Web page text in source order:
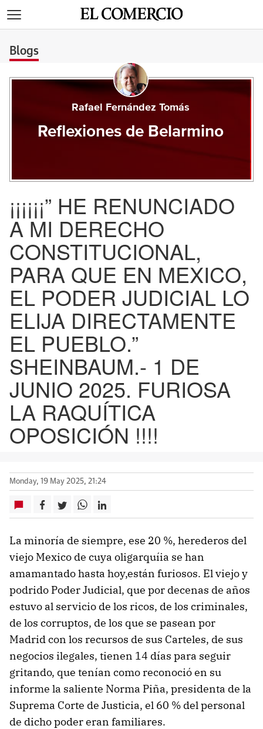
Blogs
Rafael Fernández Tomás
Reflexiones de Belarmino
¡¡¡¡¡¡” HE RENUNCIADO
A MI DERECHO
CONSTITUCIONAL,
PARA QUE EN MEXICO,
EL PODER JUDICIAL LO
ELIJA DIRECTAMENTE
EL PUEBLO.”
SHEINBAUM.- 1 DE
JUNIO 2025. FURIOSA
LA RAQUÍTICA
OPOSICIÓN !!!!
Monday, 19 May 2025, 21:24
La minoría de siempre, ese 20 %, herederos del
viejo Mexico de cuya oligarquíia se han
amamantado hasta hoy,están furiosos. El viejo y
podrido Poder Judicial, que por decenas de años
estuvo al servicio de los ricos, de los criminales,
de los corruptos, de los que se pasean por
Madrid con los recursos de sus Carteles, de sus
negocios ilegales, tienen 14 días para seguir
gritando, que tenían como reconoció en su
informe la saliente Norma Piña, presidenta de la
Suprema Corte de Justicia, el 60 % del personal
de dicho poder eran familiares.